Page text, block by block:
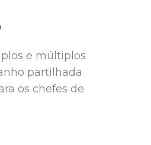
e múltiplos
partilhada
os chefes de